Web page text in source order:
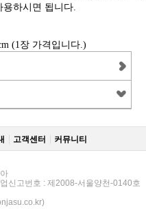
하시면 됩니다.
(1장 가격입니다.)
고객센터 커뮤니티
신고번호 : 제2008-서울양천-0140호